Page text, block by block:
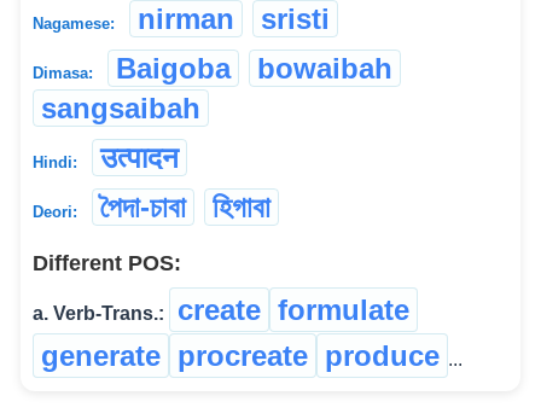
Nagamese: nirman sristi
Dimasa: Baigoba
bowaibah
sangsaibah
Hindi: उत्पादन
Deori: পৈদা-চাবা হিগাবা
Different POS:
a. Verb-Trans.: create formulate
generate procreate produce ...